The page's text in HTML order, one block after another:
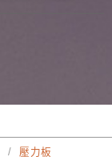
壓力板